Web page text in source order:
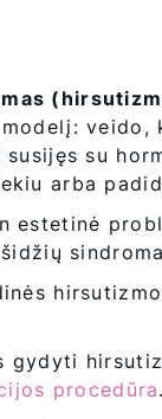
veido,
su
arba
estetinė
gydyti
procedūra.